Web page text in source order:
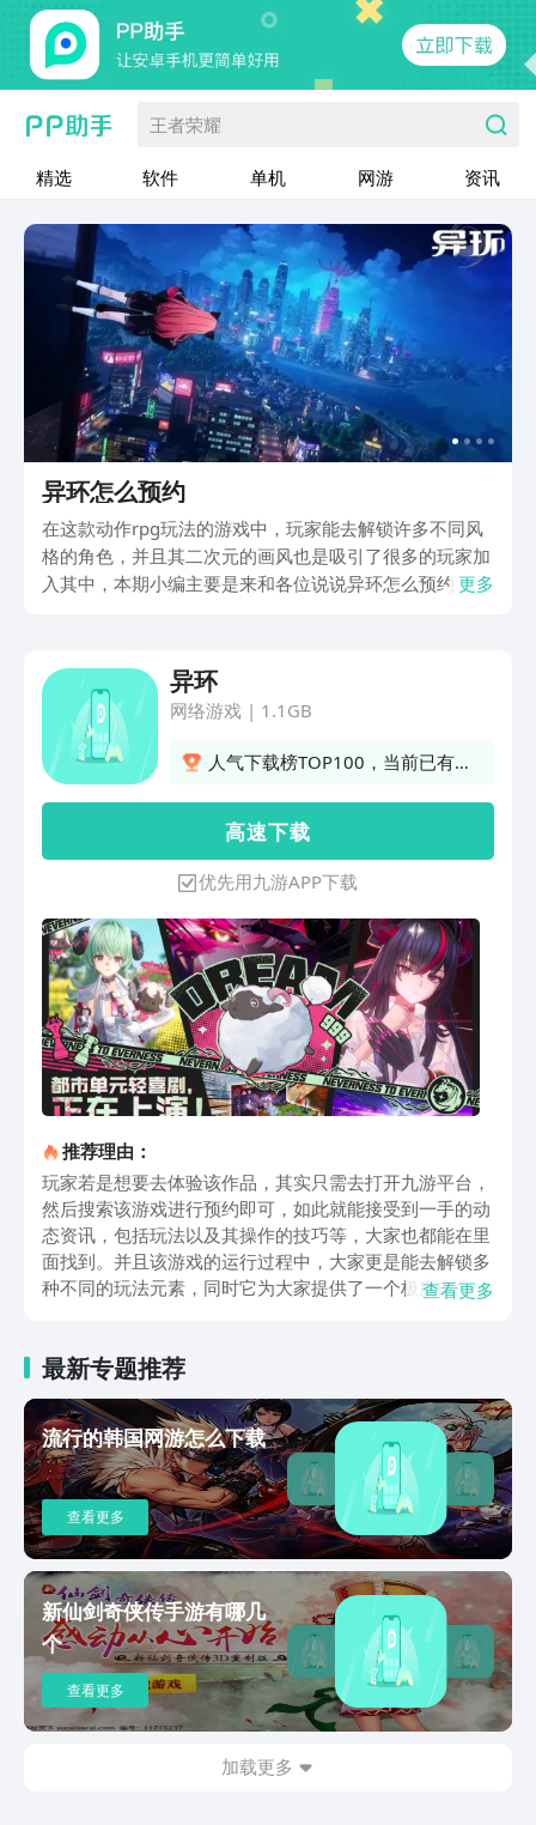
王者荣耀
精选 软件 单机 网游 资讯
异环怎么预约
在这款动作rpg玩法的游戏中，玩家能去解锁许多不同风
格的角色，并且其二次元的画风也是吸引了很多的玩家加
入其中，本期小编主要是来和各位说说异环怎么预约，若
吧。
更多
异环
网络游戏| 1.1GB
人气下载榜TOP100，当前已有
高 速 下 载
优先用九游APP下载
推荐理由：
玩家若是想要去体验该作品，其实只需去打开九游平台，
然后搜索该游戏进行预约即可，如此就能接受到一手的动
态资讯，包括玩法以及其操作的技巧等，大家也都能在里
面找到。并且该游戏的运行过程中，大家更是能去解锁多
种不同的玩法元素，同时它为大家提供了一个极度自由且
新颖，更是带来了多种不同道具以及异象能力，其中的复
杂道具合成系统，也是得到了很多玩家认可，让大家能去
不断收集相关的材料来合成，以此去快速的打败对手。好
了，以上便是异环怎么预约的全部说明，各位再看完了上
述的说明后也是清楚了吧，其具体的操作步骤并不是很
难，目前也已经为大家开测，如果朋友们喜欢，想要去了
解更多相关的动态资讯，只需去点击文中链接来预约即
可。
查看更多
最新专题推荐
流行的韩国网游怎么下载
查看更多
新仙剑奇侠传手游有哪几
个
查看更多
加载更多